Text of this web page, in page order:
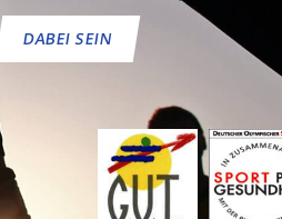
DABEI SEIN